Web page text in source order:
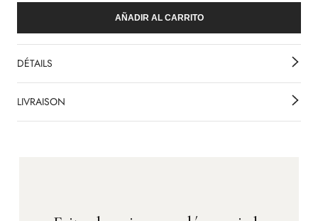
AÑADIR AL CARRITO
DÉTAILS
LIVRAISON